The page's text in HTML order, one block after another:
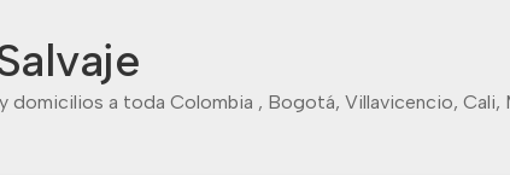
a toda Colombia , Bogotá, Villavicencio, Cali,